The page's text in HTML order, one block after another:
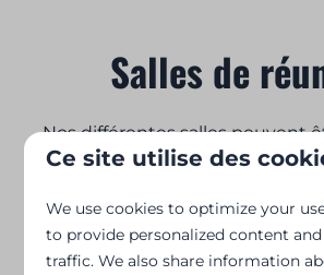
Salles de
Nos différentes salles peuvent
vos besoins.
Ce site utilise des
We use cookies to optimize your
to provide personalized content
traffic. We also share information